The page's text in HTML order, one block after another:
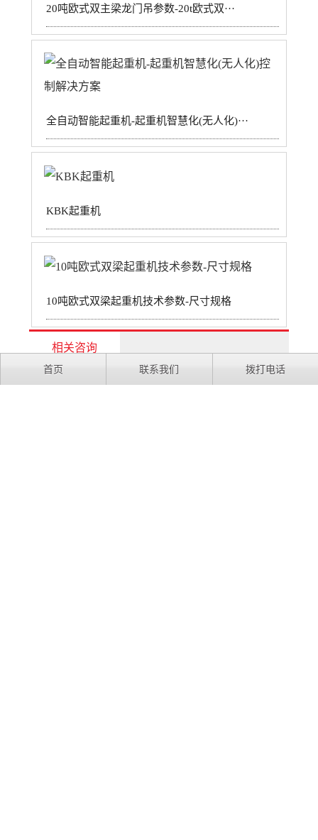
20吨欧式双主梁龙门吊参数-20t欧式双···
全自动智能起重机-起重机智慧化(无人化)···
KBK起重机
10吨欧式双梁起重机技术参数-尺寸规格
相关咨询
首页 联系我们 拨打电话